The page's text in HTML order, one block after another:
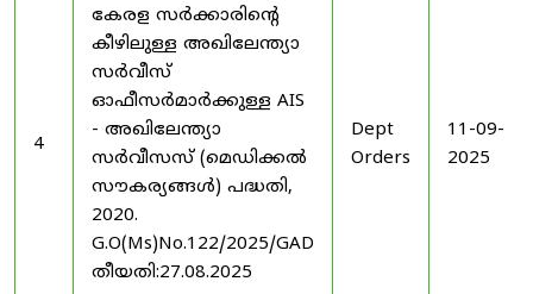
4
കേരള സർക്കാരിന്റെ
കീഴിലുള്ള അഖിലേന്ത്യാ
സർവീസ്
ഓഫീസർമാർക്കുള്ള AIS
- അഖിലേന്ത്യാ
സർവീസസ് (മെഡിക്കൽ
സൗകര്യങ്ങൾ) പദ്ധതി,
2020.
G.O(Ms)No.122/2025/GAD
തീയതി:27.08.2025
Dept
Orders
11-09-
2025